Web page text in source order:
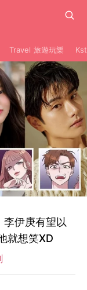
Travel 旅遊玩樂
李伊庚有望以
就想笑XD